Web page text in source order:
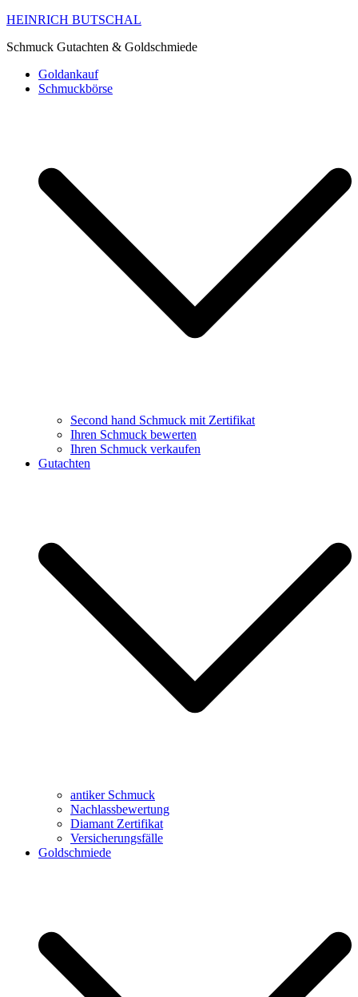
HEINRICH BUTSCHAL
Schmuck Gutachten & Goldschmiede
Goldankauf
Schmuckbörse
Second hand Schmuck mit Zertifikat
Ihren Schmuck bewerten
Ihren Schmuck verkaufen
Gutachten
antiker Schmuck
Nachlassbewertung
Diamant Zertifikat
Versicherungsfälle
Goldschmiede